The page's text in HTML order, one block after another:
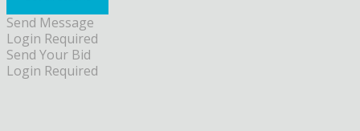
Send Message
Login Required
Send Your Bid
Login Required